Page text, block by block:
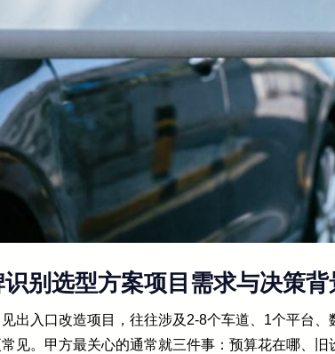
别选型方案项目需求与决策背
出入口改造项目，往往涉及2-8个车道、1个平台
见。甲方最关心的通常就三件事：预算花在哪、旧